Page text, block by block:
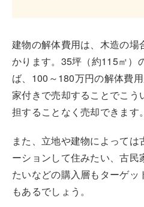
建物の解体費用は、木造の場
かります。35坪（約115㎡）
ば、100～180万円の解体費
家付きで売却することでこう
担することなく売却できます。
また、立地や建物によっては
ーションして住みたい、古民
たいなどの購入層もターゲッ
もあるでしょう。